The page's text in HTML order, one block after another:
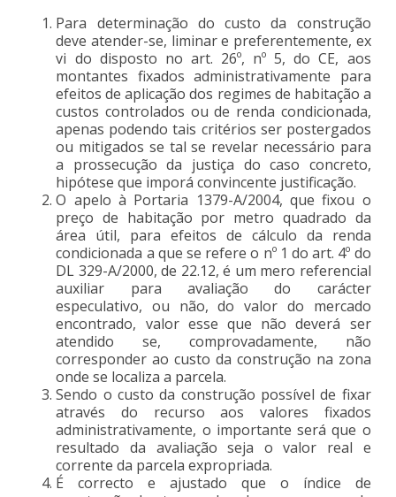
Para determinação do custo da construção
deve atender-se, liminar e preferentemente, ex
vi do disposto no art. 26º, nº 5, do CE, aos
montantes fixados administrativamente para
efeitos de aplicação dos regimes de habitação a
custos controlados ou de renda condicionada,
apenas podendo tais critérios ser postergados
ou mitigados se tal se revelar necessário para
a prossecução da justiça do caso concreto,
hipótese que imporá convincente justificação.
O apelo à Portaria 1379-A/2004, que fixou o
preço de habitação por metro quadrado da
área útil, para efeitos de cálculo da renda
condicionada a que se refere o nº 1 do art. 4º do
DL 329-A/2000, de 22.12, é um mero referencial
auxiliar para avaliação do carácter
especulativo, ou não, do valor do mercado
encontrado, valor esse que não deverá ser
atendido se, comprovadamente, não
corresponder ao custo da construção na zona
onde se localiza a parcela.
Sendo o custo da construção possível de fixar
através do recurso aos valores fixados
administrativamente, o importante será que o
resultado da avaliação seja o valor real e
corrente da parcela expropriada.
É correcto e ajustado que o índice de